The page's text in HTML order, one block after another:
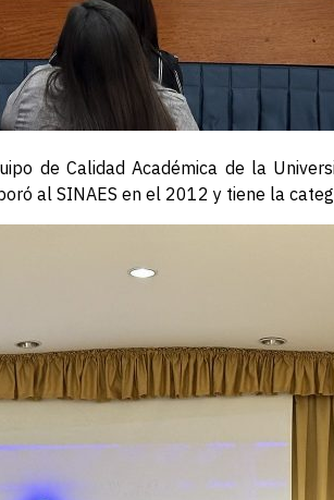
de Calidad Académica de la
al SINAES en el 2012 y tiene la